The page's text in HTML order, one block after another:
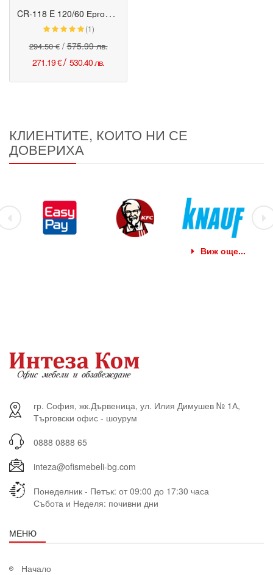
Промо C
R-118 E 120/60 Ергономично бюро с електрическо регулиране на височината бук-черен
(1)
294.50 €/575.99 лв.
271.19 €/ 530.40 лв.
КЛИЕНТИТЕ, КОИТО НИ СЕ
ДОВЕРИХА
Виж още...
гр. София, жк.Дървеница, ул. Илия Димушев № 1А,
Търговски офис - шоурум
0888 0888 65
inteza@ofismebeli-bg.com
Понеделник - Петък: от 09:00 до 17:30 часа
Събота и Неделя: почивни дни
МЕНЮ
Начало